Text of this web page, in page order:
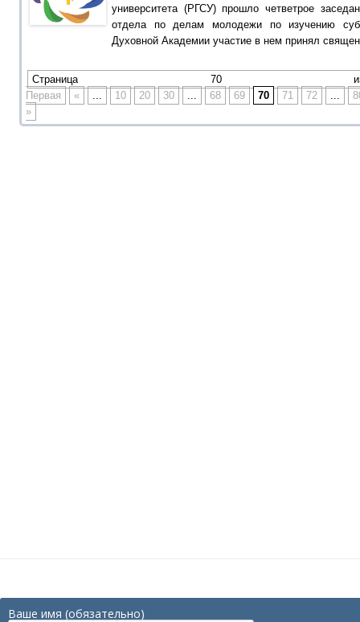
университета (РГСУ) прошло четветрое
отдела по делам молодежи по изучению
Духовной Академии участие в нем принял
Страница 70
Первая
« ... 10 20 30 ... 68 69 70 71 72 ...
»
Ваше имя (обязательно)